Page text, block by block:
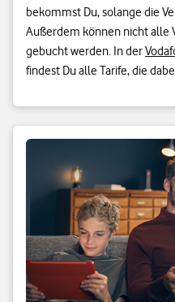
bekommst Du, solange die
Außerdem können nicht alle
gebucht werden. In der
findest Du alle Tarife, die